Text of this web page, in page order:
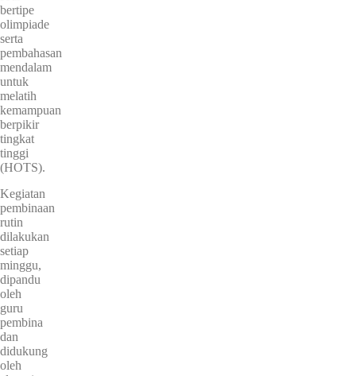
bertipe
olimpiade
serta
pembahasan
mendalam
untuk
melatih
kemampuan
berpikir
tingkat
tinggi
(HOTS).
Kegiatan
pembinaan
rutin
dilakukan
setiap
minggu,
dipandu
oleh
guru
pembina
dan
didukung
oleh